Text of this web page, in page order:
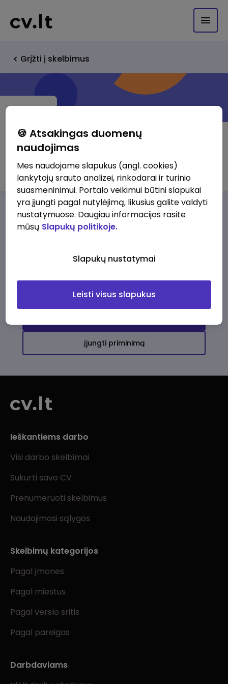
Grįžti į skelbimus
Vilums Group
Darbo pasiūlymaiApie musPrivalumai
darbo pasiūlymų
Įjungti priminimą
Ieškantiems darbo
Visi darbo skelbimai
Sukurti savo CV
Prenumeruoti skelbimus
Naudojimosi sąlygos
Skelbimų kategorijos
Pagal įmones
Pagal miestus
Pagal verslo sritis
Pagal pareigas
Darbdaviams
🍪 Atsakingas duomenų
naudojimas
Mes naudojame slapukus (angl. cookies)
lankytojų srauto analizei, rinkodarai ir turinio
suasmeninimui. Portalo veikimui būtini slapukai
yra įjungti pagal nutylėjimą, likusius galite valdyti
nustatymuose. Daugiau informacijos rasite
mūsų Slapukų politikoje.
Slapukų nustatymai
Leisti visus slapukus